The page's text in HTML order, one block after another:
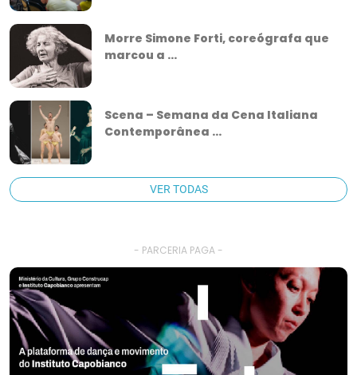
Morre Simone Forti, coreógrafa que
marcou a ...
Scena – Semana da Cena Italiana
Contemporânea ...
VER TODAS
- PARCERIA PAGA -